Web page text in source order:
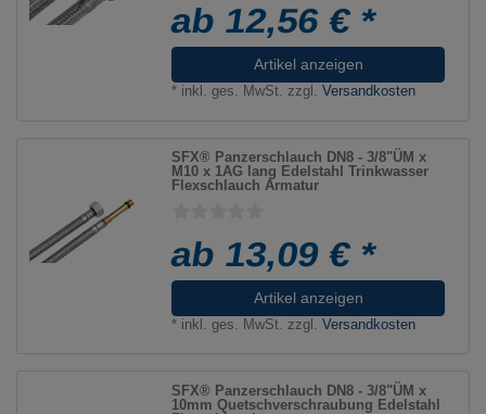
ab 12,56 € *
Artikel anzeigen
* inkl. ges. MwSt. zzgl.Versandkosten
SFX® Panzerschlauch DN8 - 3/8"ÜM x
M10 x 1AG lang Edelstahl Trinkwasser
Flexschlauch Armatur
ab 13,09 € *
Artikel anzeigen
* inkl. ges. MwSt. zzgl.Versandkosten
SFX® Panzerschlauch DN8 - 3/8"ÜM x
10mm Quetschverschraubung Edelstahl